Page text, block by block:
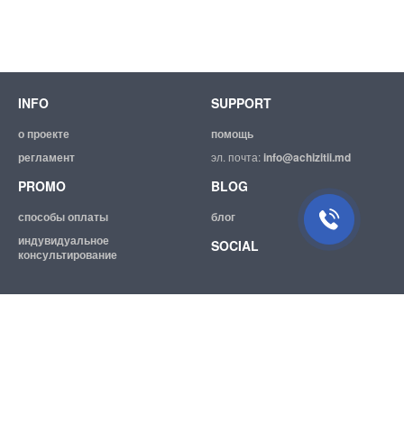
INFO
о проекте
регламент
SUPPORT
помощь
эл. почта:info@achizitii.md
PROMO
способы оплаты
индувидуальное
консультирование
BLOG
блог
SOCIAL